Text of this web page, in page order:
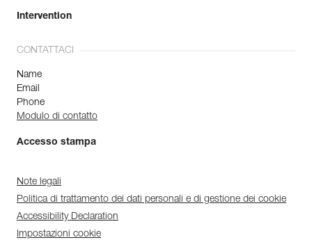
Intervention
CONTATTACI
Name
Email
Phone
Modulo di contatto
Accesso stampa
Note legali
Politica di trattamento dei dati personali e di gestione dei cookie
Accessibility Declaration
Impostazioni cookie